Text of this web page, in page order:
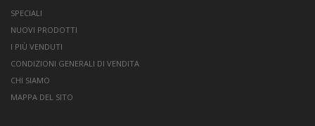
SPECIALI
NUOVI PRODOTTI
I PIÙ VENDUTI
CONDIZIONI GENERALI DI VENDITA
CHI SIAMO
MAPPA DEL SITO